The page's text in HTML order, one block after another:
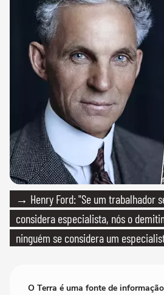
→ Henry Ford: "Se um trabalhador
considera especialista, nós o
ninguém se considera um
O Terra é uma fonte de